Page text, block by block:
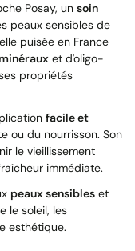
Posay, un soin
peaux sensibles de
puisée en France
et d'oligo-
propriétés
facile et
ou du nourrisson. Son
le vieillissement
immédiate.
peaux sensibles et
le soleil, les
esthétique.